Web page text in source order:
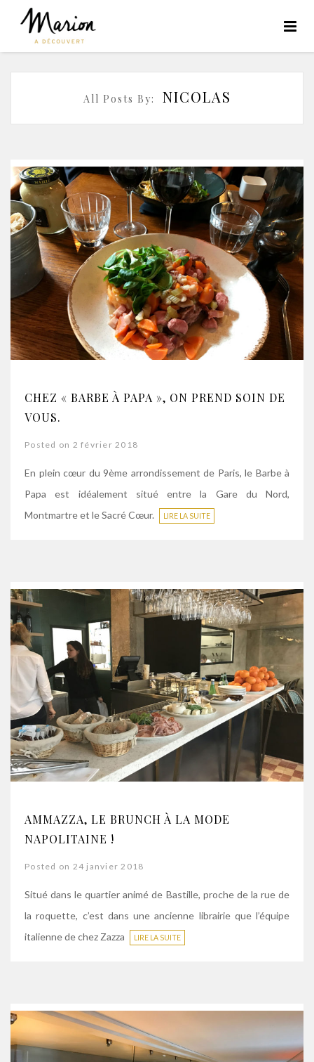
All Posts By: NICOLAS
CHEZ « BARBE À PAPA », ON PREND SOIN DE
VOUS.
Posted on 2 février 2018
En plein cœur du 9ème arrondissement de Paris, le Barbe à
Papa est idéalement situé entre la Gare du Nord,
Montmartre et le Sacré Cœur.
LIRE LA SUITE
AMMAZZA, LE BRUNCH À LA MODE
NAPOLITAINE !
Posted on 24 janvier 2018
Situé dans le quartier animé de Bastille, proche de la rue de
la roquette, c’est dans une ancienne librairie que l’équipe
italienne de chez Zazza
LIRE LA SUITE